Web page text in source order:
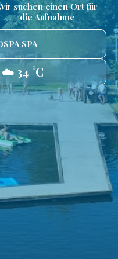
suchen einen Ort für
die Aufnahme
SPA
☁️ 34 °C